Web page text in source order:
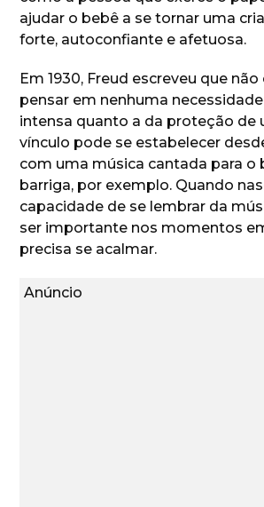
ajudar o bebê a se tornar uma
forte, autoconfiante e afetuosa.
Em 1930, Freud escreveu que
pensar em nenhuma
intensa quanto a da proteção de
vínculo pode se estabelecer
com uma música cantada para o
barriga, por exemplo. Quando
capacidade de se lembrar da
ser importante nos momentos
precisa se acalmar.
Anúncio